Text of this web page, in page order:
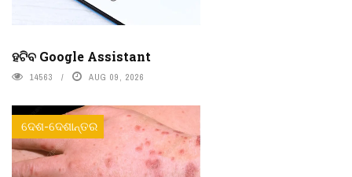
ହଟିବ Google Assistant
14563 AUG 09, 2026
ଦେଶ-ଦେଶାନ୍ତର